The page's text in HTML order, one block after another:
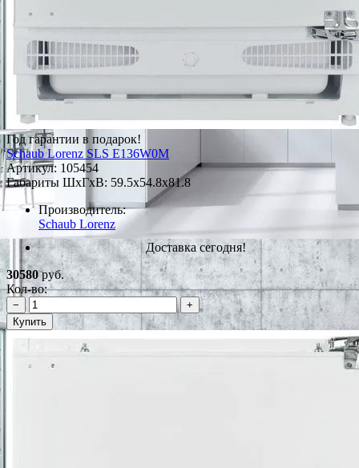
Год гарантии в подарок!
Schaub Lorenz SLS E136W0M
Артикул: 105454
Габариты ШxГxВ: 59.5x54.8x81.8
Производитель:
Schaub Lorenz
Доставка сегодня!
30580руб.
Кол-во:
−
+
Купить